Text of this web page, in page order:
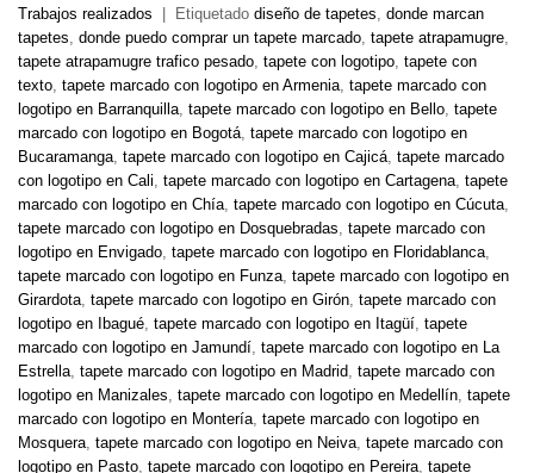
Trabajos realizados
Etiquetado diseño de tapetes donde marcan
tapetes donde puedo comprar un tapete marcado tapete atrapamugre
tapete atrapamugre trafico pesado tapete con logotipo tapete con
texto tapete marcado con logotipo en Armenia tapete marcado con
logotipo en Barranquilla tapete marcado con logotipo en Bello tapete
marcado con logotipo en Bogotá tapete marcado con logotipo en
Bucaramanga tapete marcado con logotipo en Cajicá tapete marcado
con logotipo en Cali tapete marcado con logotipo en Cartagena tapete
marcado con logotipo en Chía tapete marcado con logotipo en Cúcuta
tapete marcado con logotipo en Dosquebradas tapete marcado con
logotipo en Envigado tapete marcado con logotipo en Floridablanca
tapete marcado con logotipo en Funza tapete marcado con logotipo en
Girardota tapete marcado con logotipo en Girón tapete marcado con
logotipo en Ibagué tapete marcado con logotipo en Itagüí tapete
marcado con logotipo en Jamundí tapete marcado con logotipo en La
Estrella tapete marcado con logotipo en Madrid tapete marcado con
logotipo en Manizales tapete marcado con logotipo en Medellín tapete
marcado con logotipo en Montería tapete marcado con logotipo en
Mosquera tapete marcado con logotipo en Neiva tapete marcado con
logotipo en Pasto tapete marcado con logotipo en Pereira tapete